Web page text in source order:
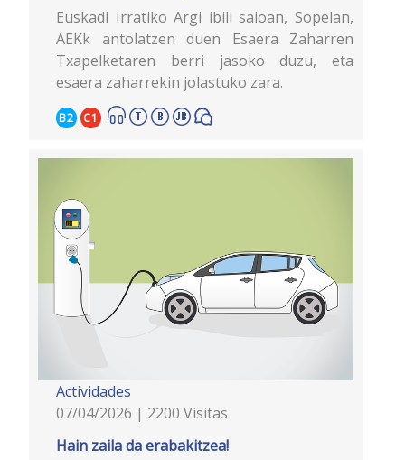
Euskadi Irratiko Argi ibili saioan, Sopelan,
AEKk antolatzen duen Esaera Zaharren
Txapelketaren berri jasoko duzu, eta
esaera zaharrekin jolastuko zara.
B2 C1
Actividades
07/04/2026 | 2200 Visitas
Hain zaila da erabakitzea!